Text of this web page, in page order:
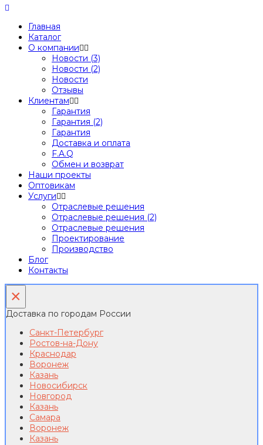
Главная
Каталог
О компании
Новости (3)
Новости (2)
Новости
Отзывы
Клиентам
Гарантия
Гарантия (2)
Гарантия
Доставка и оплата
F.A.Q
Обмен и возврат
Наши проекты
Оптовикам
Услуги
Отраслевые решения
Отраслевые решения (2)
Отраслевые решения
Проектирование
Производство
Блог
Контакты
×
Доставка по городам России
Санкт-Петербург
Ростов-на-Дону
Краснодар
Воронеж
Казань
Новосибирск
Новгород
Казань
Самара
Воронеж
Казань